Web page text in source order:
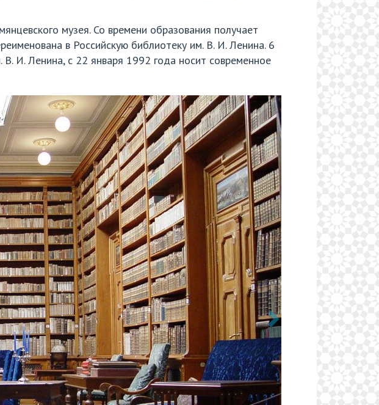
музея. Со времени образования получает
в Российскую библиотеку им. В. И. Ленина. 6
И. Ленина, с 22 января 1992 года носит современное